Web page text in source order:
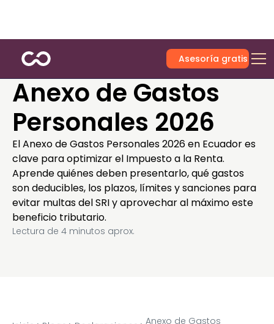
Asesoría gratis
Anexo de Gastos
Personales 2026
El Anexo de Gastos Personales 2026 en Ecuador es
clave para optimizar el Impuesto a la Renta.
Aprende quiénes deben presentarlo, qué gastos
son deducibles, los plazos, límites y sanciones para
evitar multas del SRI y aprovechar al máximo este
beneficio tributario.
Lectura de 4 minutos aprox.
Anexo de Gastos